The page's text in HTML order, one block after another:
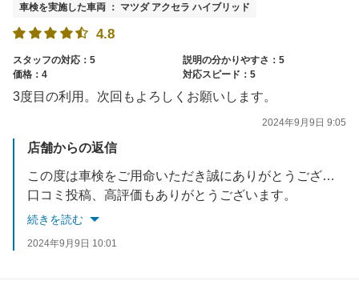
車検を実施した車両 ： マツダ アクセラ ハイブリッド
4.8
スタッフの対応：5
説明の分かりやすさ：5
価格：4
対応スピード：5
3度目の利用。次回もよろしくお願いします。
2024年9月9日 9:05
店舗からの返信
この度は車検をご用命いただき誠にありがとうございます。
口コミ投稿、高評価もありがとうございます。
３度目のご利用もとても嬉しく思います。
是非次回車検もよろしくお願いいたします。
続きを読む
2024年9月9日 10:01